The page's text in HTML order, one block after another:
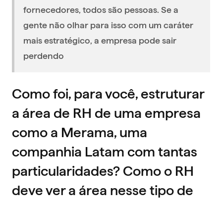
fornecedores, todos são pessoas. Se a
gente não olhar para isso com um caráter
mais estratégico, a empresa pode sair
perdendo
Como foi, para você, estruturar
a área de RH de uma empresa
como a Merama, uma
companhia Latam com tantas
particularidades? Como o RH
deve ver a área nesse tipo de